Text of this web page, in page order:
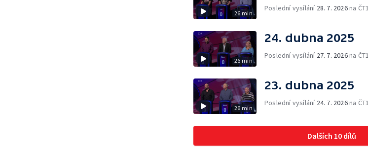
26 min
Poslední vysílání 28. 7. 2026na ČT1
26 min
24. dubna 2025
Poslední vysílání 27. 7. 2026na ČT1
26 min
23. dubna 2025
Poslední vysílání 24. 7. 2026na ČT1
Dalších 10 dílů